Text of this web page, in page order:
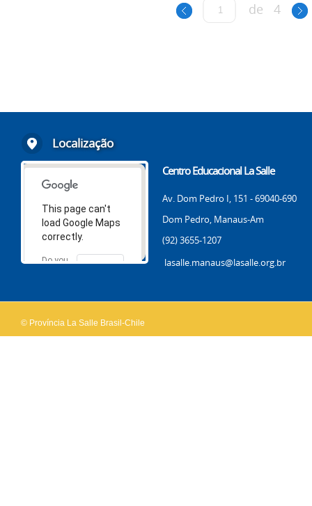
de 4
Localização
This page can't
load Google Maps
correctly.
Do you
OK
Centro Educacional La Salle
Av. Dom Pedro I, 151 - 69040-690
Dom Pedro, Manaus-Am
(92) 3655-1207
lasalle.manaus@lasalle.org.br
© Província La Salle Brasil-Chile